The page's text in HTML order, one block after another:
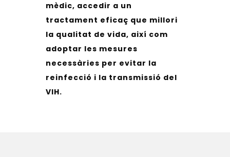
mèdic, accedir a un
tractament eficaç que millori
la qualitat de vida, així com
adoptar les mesures
necessàries per evitar la
reinfecció i la transmissió del
VIH.